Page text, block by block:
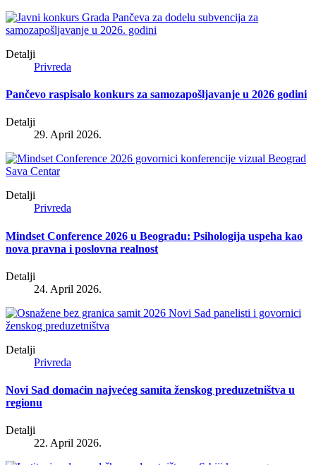
Detalji
Privreda
Pančevo raspisalo konkurs za samozapošljavanje u 2026 godini
Detalji
29. April 2026.
Detalji
Privreda
Mindset Conference 2026 u Beogradu: Psihologija uspeha kao
nova pravna i poslovna realnost
Detalji
24. April 2026.
Detalji
Privreda
Novi Sad domaćin najvećeg samita ženskog preduzetništva u
regionu
Detalji
22. April 2026.